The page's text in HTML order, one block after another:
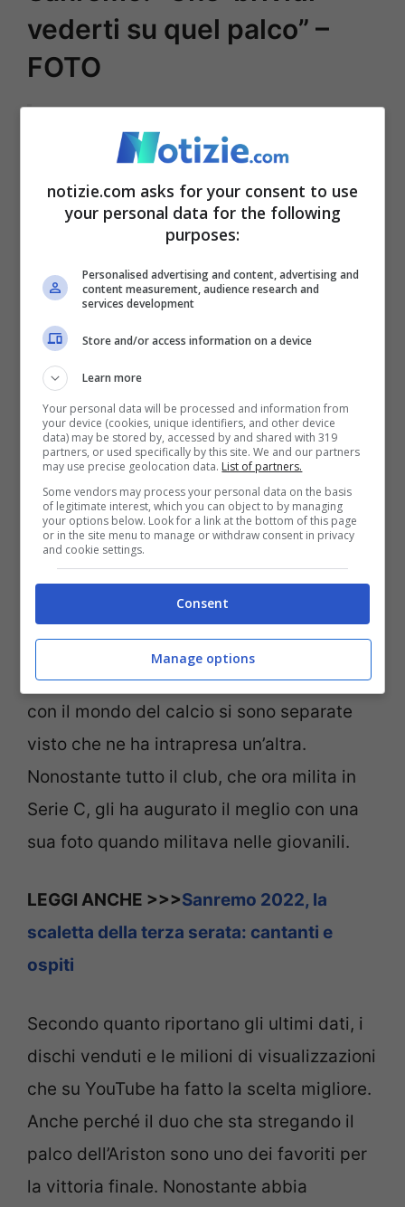
vederti su quel palco” –
FOTO
Dal mondo del calcio al palco
dell’Ariston: la seconda vita del
rapper Blanco
— Ref Ref (@RefRef62623343)
February 3, 2022
Siamo qui, però, per parlare della sua vita
da calciatore. Ha iniziato, come tutti i
bambini della sua età, a giocare nei
campetti di periferia fino ad arrivare al
Vighenzi Calcio.Da quel momento in poi,
però, alcuni osservatori della
notano le sue potenzialità e decidono di
acquistarlo. Poi, a quanto pare, le strade
con il mondo del calcio si sono separate
visto che ne ha intrapresa un’altra.
Nonostante tutto il club, che ora milita in
Serie C, gli ha augurato il meglio con una
sua foto quando militava nelle giovanili.
LEGGI ANCHE >>>Sanremo 2022, la
scaletta della terza serata: cantanti e
ospiti
Secondo quanto riportano gli ultimi dati, i
dischi venduti e le milioni di visualizzazioni
che su YouTube ha fatto la scelta migliore.
Anche perché il duo che sta stregando il
palco dell’Ariston sono uno dei favoriti per
la vittoria finale. Nonostante abbia
notizie.com asks for your consent to use
your personal data for the following
purposes:
Personalised advertising and content, advertising and
content measurement, audience research and
services development
Store and/or access information on a device
Learn more
Your personal data will be processed and information from
your device (cookies, unique identifiers, and other device
data) may be stored by, accessed by and shared with 319
partners, or used specifically by this site. We and our partners
may use precise geolocation data. List of partners.
Some vendors may process your personal data on the basis
of legitimate interest, which you can object to by managing
your options below. Look for a link at the bottom of this page
or in the site menu to manage or withdraw consent in privacy
and cookie settings.
Consent
Manage options